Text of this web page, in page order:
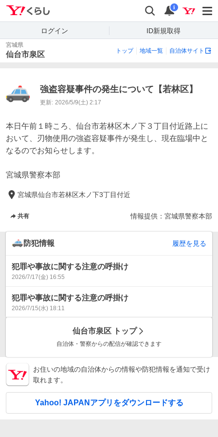
検索 通知
i
ログイン ID新規取得
宮城県
仙台市泉区 トップ 地域一覧 自治体サイト
強盗容疑事件の発生について【若林区】
更新: 2026/5/9(土) 2:17
本日午前１時ころ、仙台市若林区木ノ下３丁目付近路上に
おいて、刃物使用の強盗容疑事件が発生し、現在臨場中と
なるのでお知らせします。
宮城県仙台市若林区木ノ下3丁目付近
共有 情報提供： 宮城県警察本部
防犯情報 履歴を見る
犯罪や事故に関する注意の呼掛け
2026/7/17(金) 16:55
犯罪や事故に関する注意の呼掛け
2026/7/15(水) 18:11
仙台市泉区 トップ
自治体・警察からの配信が確認できます
お住いの地域の自治体からの情報や防犯情報を通知で受け
取れます。
Yahoo! JAPANアプリをダウンロードする